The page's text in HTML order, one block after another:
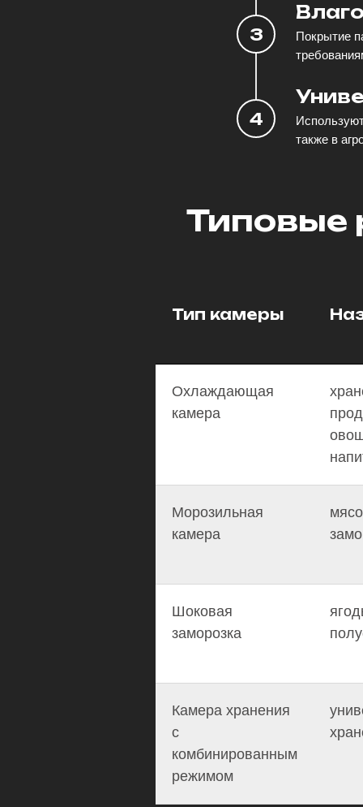
Покрытие
также в
Типовые
Тип камеры
Охлаждающая
камера
Морозильная
камера
Шоковая
заморозка
Камера хранения
с
комбинированным
режимом